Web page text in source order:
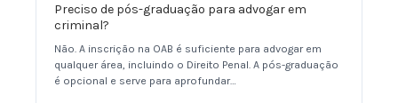
Preciso de pós-graduação para advogar em
criminal?
Não. A inscrição na OAB é suficiente para advogar em
qualquer área, incluindo o Direito Penal. A pós-graduação
é opcional e serve para aprofundar…